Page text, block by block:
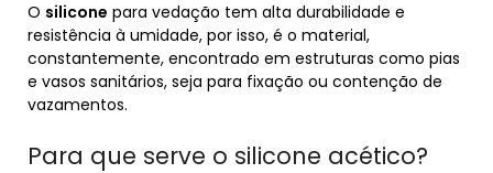
O silicone para vedação tem alta durabilidade e
resistência à umidade, por isso, é o material,
constantemente, encontrado em estruturas como pias
e vasos sanitários, seja para fixação ou contenção de
vazamentos.
Para que serve o silicone acético?